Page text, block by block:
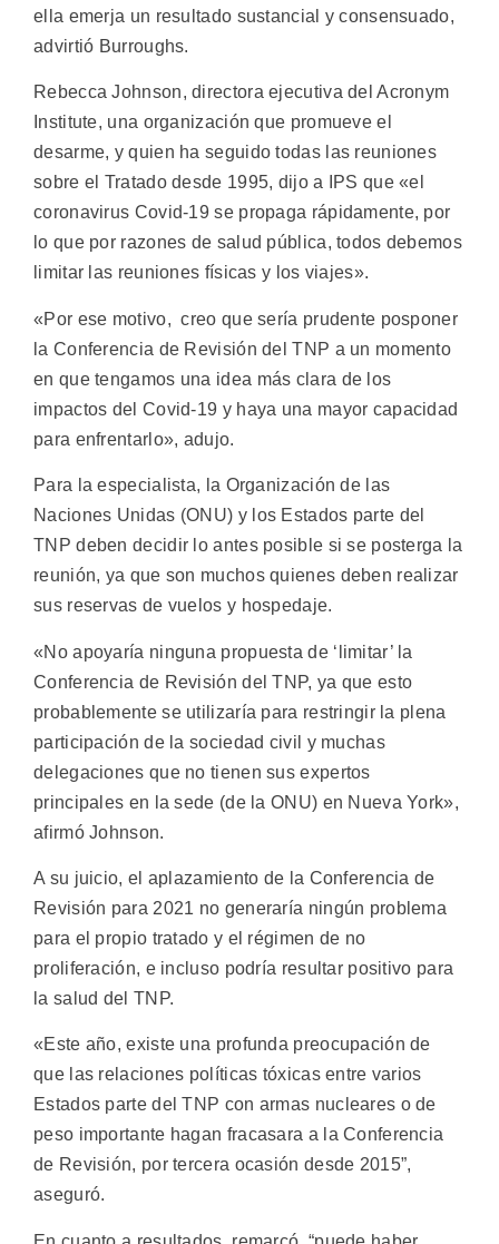
ella emerja un resultado sustancial y consensuado,
advirtió Burroughs.
Rebecca Johnson, directora ejecutiva del Acronym
Institute, una organización que promueve el
desarme, y quien ha seguido todas las reuniones
sobre el Tratado desde 1995, dijo a IPS que «el
coronavirus Covid-19 se propaga rápidamente, por
lo que por razones de salud pública, todos debemos
limitar las reuniones físicas y los viajes».
«Por ese motivo, creo que sería prudente posponer
la Conferencia de Revisión del TNP a un momento
en que tengamos una idea más clara de los
impactos del Covid-19 y haya una mayor capacidad
para enfrentarlo», adujo.
Para la especialista, la Organización de las
Naciones Unidas (ONU) y los Estados parte del
TNP deben decidir lo antes posible si se posterga la
reunión, ya que son muchos quienes deben realizar
sus reservas de vuelos y hospedaje.
«No apoyaría ninguna propuesta de ‘limitar’ la
Conferencia de Revisión del TNP, ya que esto
probablemente se utilizaría para restringir la plena
participación de la sociedad civil y muchas
delegaciones que no tienen sus expertos
principales en la sede (de la ONU) en Nueva York»,
afirmó Johnson.
A su juicio, el aplazamiento de la Conferencia de
Revisión para 2021 no generaría ningún problema
para el propio tratado y el régimen de no
proliferación, e incluso podría resultar positivo para
la salud del TNP.
«Este año, existe una profunda preocupación de
que las relaciones políticas tóxicas entre varios
Estados parte del TNP con armas nucleares o de
peso importante hagan fracasara a la Conferencia
de Revisión, por tercera ocasión desde 2015”,
aseguró.